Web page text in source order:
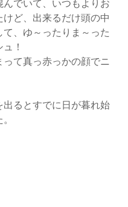
んでいて、いつもよりお
ど、出来るだけ頭の中
て、ゆ～ったりま～った
！
って真っ赤っかの顔でニ
出るとすでに日が暮れ始